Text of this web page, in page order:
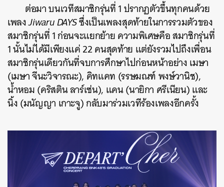
ต่อมา บนเวทีสมาชิกรุ่นที่ 1 ปรากฏตัวขึ้นทุกคนด้วย
เพลงJiwaru DAYSซึ่งเป็นเพลงสุดท้ายในการรวมตัวของ
สมาชิกรุ่นที่ 1 ก่อนจะแยกย้าย ความพิเศษคือ สมาชิกรุ่นที่
1 นั้นไม่ได้มีเพียงแค่ 22 คนสุดท้าย แต่ยังรวมไปถึงเพื่อน
สมาชิกรุ่นเดียวกันที่จบการศึกษาไปก่อนหน้าอย่าง เมษา
(เมษา จีนะวิจารณะ), คิทแคท (รรษมณฑ์ พงษ์วานิช),
น้ำหอม (คริสติน ลาร์เซ่น), แคน (นายิกา ศรีเนียน) และ
นิ้ง (มนัญญา เกาะจู) กลับมาร่วมเวทีร้องเพลงอีกครั้ง